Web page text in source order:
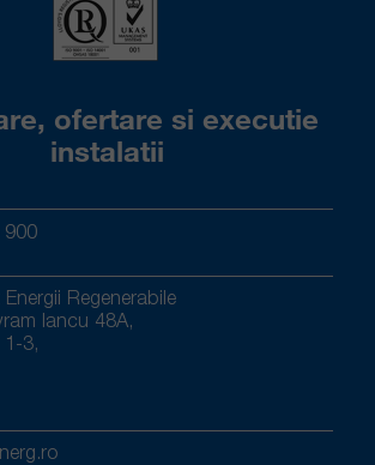
ofertare si executie
instalatii
900
Regenerabile
Iancu 48A,
3,